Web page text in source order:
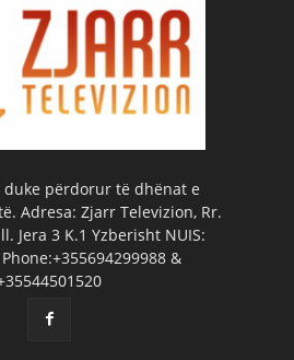
duke përdorur të dhënat e
Adresa: Zjarr Televizion, Rr.
Jera 3 K.1 Yzberisht NUIS:
&